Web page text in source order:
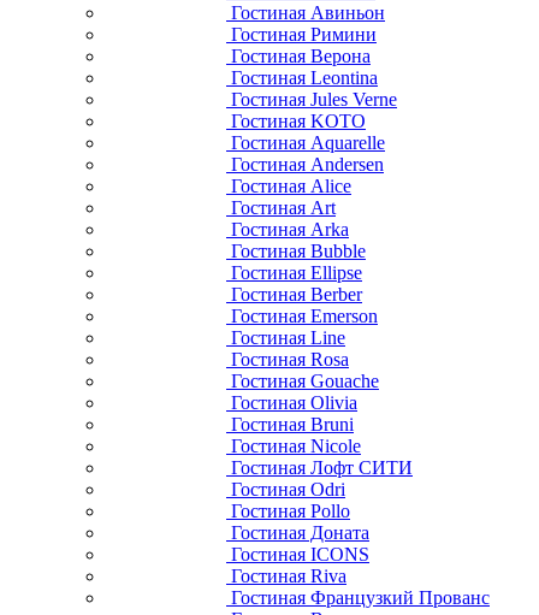
Гостиная Авиньон
Гостиная Римини
Гостиная Верона
Гостиная Leontina
Гостиная Jules Verne
Гостиная KOTO
Гостиная Aquarelle
Гостиная Andersen
Гостиная Alice
Гостиная Art
Гостиная Arka
Гостиная Bubble
Гостиная Ellipse
Гостиная Berber
Гостиная Emerson
Гостиная Line
Гостиная Rosa
Гостиная Gouache
Гостиная Olivia
Гостиная Bruni
Гостиная Nicole
Гостиная Лофт СИТИ
Гостиная Odri
Гостиная Pollo
Гостиная Доната
Гостиная ICONS
Гостиная Riva
Гостиная Французкий Прованс